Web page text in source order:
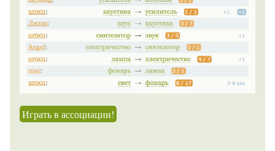
Играть в ассоциации!